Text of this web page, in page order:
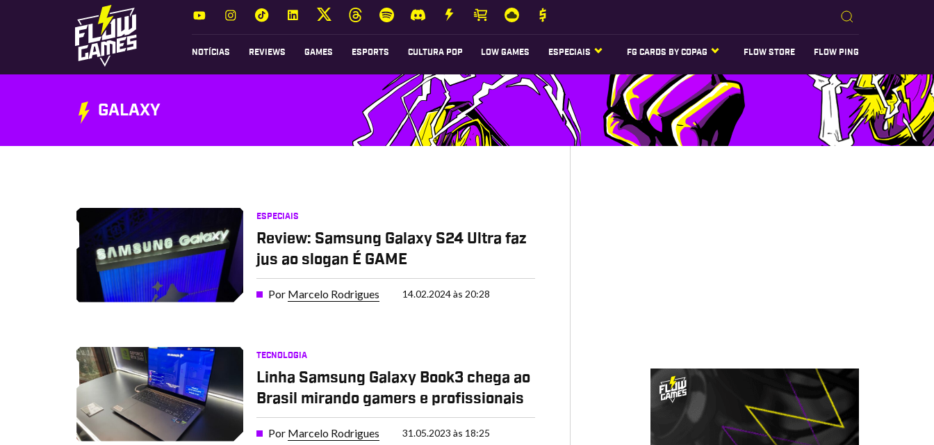
NOTÍCIAS REVIEWS GAMES ESPORTS CULTURA POP LOW GAMES ESPECIAIS FG CARDS BY COPAG FLOW STORE FLOW PING
GALAXY
ESPECIAIS
Review: Samsung Galaxy S24 Ultra faz
jus ao slogan É GAME
Por Marcelo Rodrigues 14.02.2024 às 20:28
TECNOLOGIA
Linha Samsung Galaxy Book3 chega ao
Brasil mirando gamers e profissionais
Por Marcelo Rodrigues 31.05.2023 às 18:25